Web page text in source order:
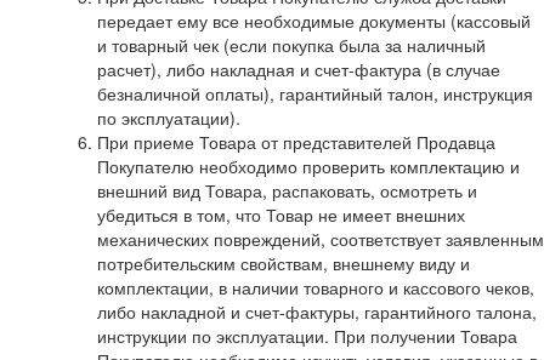
передает ему все необходимые документы (кассовый
и товарный чек (если покупка была за наличный
расчет), либо накладная и счет-фактура (в случае
безналичной оплаты), гарантийный талон, инструкция
по эксплуатации).
При приеме Товара от представителей Продавца
Покупателю необходимо проверить комплектацию и
внешний вид Товара, распаковать, осмотреть и
убедиться в том, что Товар не имеет внешних
механических повреждений, соответствует заявленным
потребительским свойствам, внешнему виду и
комплектации, в наличии товарного и кассового чеков,
либо накладной и счет-фактуры, гарантийного талона,
инструкции по эксплуатации. При получении Товара